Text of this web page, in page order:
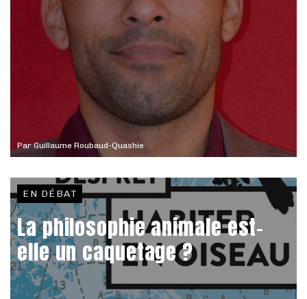
ParGuillaume Roubaud-Quashie
EN DÉBAT
La philosophie animale est-
elle un caquetage ?